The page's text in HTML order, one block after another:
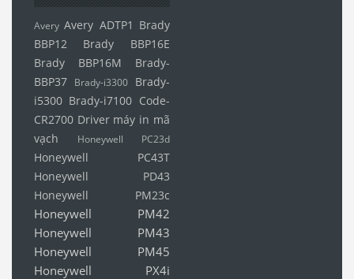
Avery Avery ADTP1
Brady
BBP12
Brady BBP16E
Brady BBP16M
Brady-
BBP37 Brady-i3300 Brady-
i5300 Brady-i7100 Code-
CR2700 Driver máy in mã
vạch
Honeywell PC23d
Honeywell PC43T
Honeywell PD43
Honeywell PM23c
Honeywell PM42
Honeywell PM43
Honeywell PM45
Honeywell PX4i